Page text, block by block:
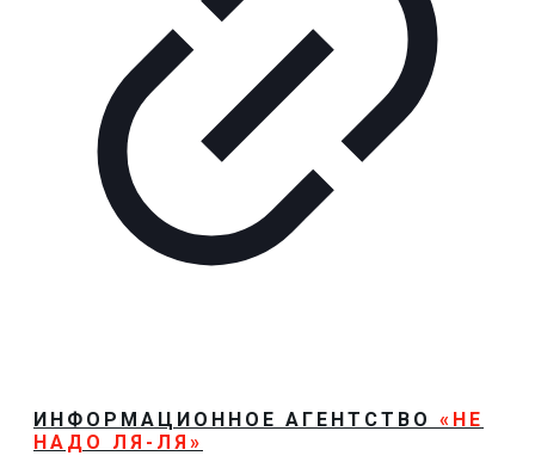
ИНФОРМАЦИОННОЕ АГЕНТСТВО «НЕ
НАДО ЛЯ-ЛЯ»